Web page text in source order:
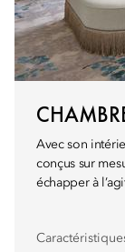
Avec son
conçus sur
échapper à